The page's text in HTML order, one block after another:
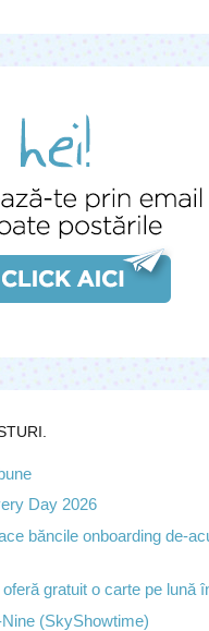
Day 2026
băncile onboarding de-
gratuit o carte pe lună
(SkyShowtime)